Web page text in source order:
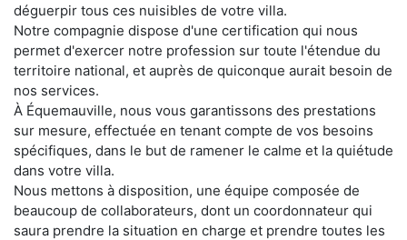
déguerpir tous ces nuisibles de votre villa.
Notre compagnie dispose d'une certification qui nous
permet d'exercer notre profession sur toute l'étendue du
territoire national, et auprès de quiconque aurait besoin de
nos services.
À Équemauville, nous vous garantissons des prestations
sur mesure, effectuée en tenant compte de vos besoins
spécifiques, dans le but de ramener le calme et la quiétude
dans votre villa.
Nous mettons à disposition, une équipe composée de
beaucoup de collaborateurs, dont un coordonnateur qui
saura prendre la situation en charge et prendre toutes les